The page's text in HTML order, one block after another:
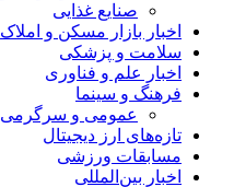
صنایع غذایی
اخبار بازار مسکن و املاک
سلامت و پزشکی
اخبار علم و فناوری
فرهنگ و سینما
عمومی و سرگرمی
تازه‌های ارز دیجیتال
مسابقات ورزشی
اخبار بین‌المللی